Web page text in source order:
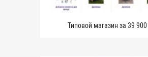
Типовой магазин за 39 900